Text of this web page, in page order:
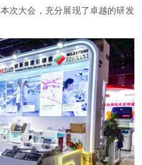
大会，充分展现了卓越的研发